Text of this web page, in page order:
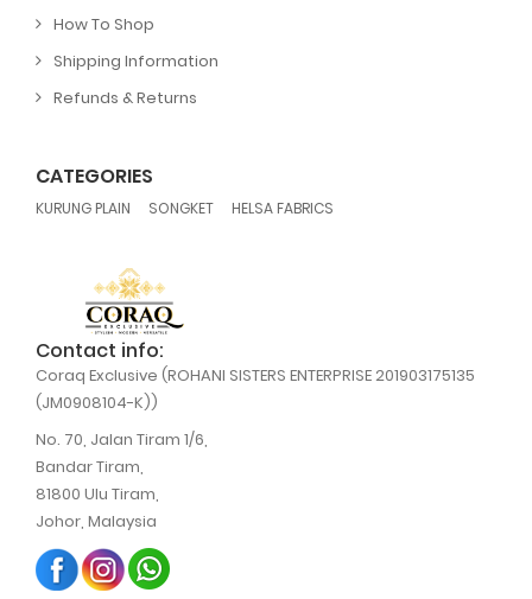
How To Shop
Shipping Information
Refunds & Returns
CATEGORIES
KURUNG PLAIN SONGKET HELSA FABRICS
Contact info:
Coraq Exclusive (ROHANI SISTERS ENTERPRISE 201903175135
(JM0908104-K))
No. 70, Jalan Tiram 1/6,
Bandar Tiram,
81800 Ulu Tiram,
Johor, Malaysia